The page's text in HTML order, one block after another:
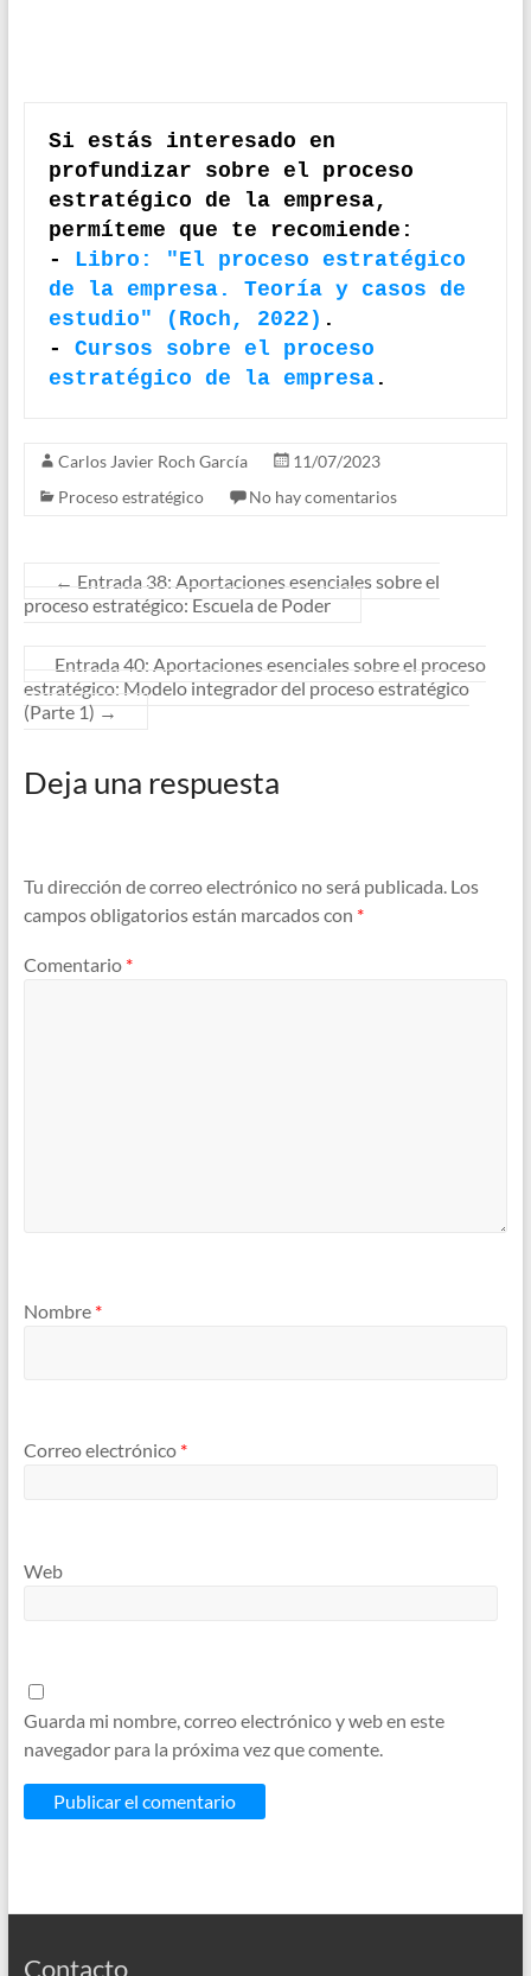
Si estás interesado en
profundizar sobre el proceso
estratégico de la empresa,
permíteme que te recomiende:
- Libro: "El proceso estratégico
de la empresa. Teoría y casos de
estudio" (Roch, 2022) .
- Cursos sobre el proceso
estratégico de la empresa.
Carlos Javier Roch García
11/07/2023
Proceso estratégico
No hay comentarios
← Entrada 38: Aportaciones esenciales sobre el
proceso estratégico: Escuela de Poder
Entrada 40: Aportaciones esenciales sobre el proceso
estratégico: Modelo integrador del proceso estratégico
(Parte 1) →
Deja una respuesta
Tu dirección de correo electrónico no será publicada. Los
campos obligatorios están marcados con *
Comentario *
Nombre *
Correo electrónico *
Web
Guarda mi nombre, correo electrónico y web en este
navegador para la próxima vez que comente.
Contacto